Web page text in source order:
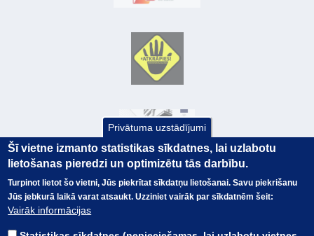
© Valsts kase 2017
Visas tiesības
EK GRĀMATVEDĪBAS KURSS
Privātuma uzstādījumi
Šī vietne izmanto statistikas sīkdatnes, lai uzlabotu
lietošanas pieredzi un optimizētu tās darbību.
Turpinot lietot šo vietni, Jūs piekrītat sīkdatņu lietošanai. Savu piekrišanu
Jūs jebkurā laikā varat atsaukt. Uzziniet vairāk par sīkdatnēm šeit:
Vairāk informācijas